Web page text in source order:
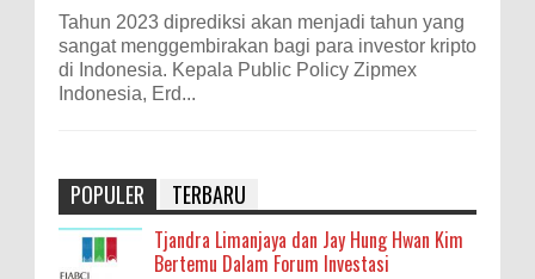
Tahun 2023 diprediksi akan menjadi tahun yang
sangat menggembirakan bagi para investor kripto
di Indonesia. Kepala Public Policy Zipmex
Indonesia, Erd...
POPULER TERBARU
Tjandra Limanjaya dan Jay Hung Hwan Kim
Bertemu Dalam Forum Investasi